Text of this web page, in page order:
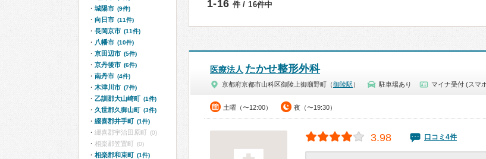
1-16 件 / 16件中
医療法人 たかせ整形外科
京都府京都市山科区御陵上御廟野町（御陵駅 ） 駐車場あり マイナ受付 (スマ
土曜（〜12:00） 夜（〜19:30）
3.98 口コミ4件
城陽市 (9件)
向日市 (11件)
長岡京市 (11件)
八幡市 (10件)
京田辺市 (5件)
京丹後市 (6件)
南丹市 (4件)
木津川市 (7件)
乙訓郡大山崎町 (1件)
久世郡久御山町 (3件)
綴喜郡井手町 (1件)
綴喜郡宇治田原町 (0)
相楽郡笠置町 (0)
相楽郡和束町 (1件)